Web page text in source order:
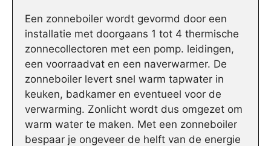
Een zonneboiler wordt gevormd door een
installatie met doorgaans 1 tot 4 thermische
zonnecollectoren met een pomp. leidingen,
een voorraadvat en een naverwarmer. De
zonneboiler levert snel warm tapwater in
keuken, badkamer en eventueel voor de
verwarming. Zonlicht wordt dus omgezet om
warm water te maken. Met een zonneboiler
bespaar je ongeveer de helft van de energie